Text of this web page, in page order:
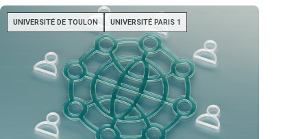
UNIVERSITÉ DE TOULON UNIVERSITÉ PARIS 1